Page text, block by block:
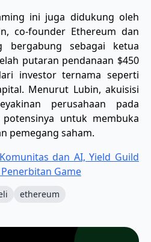
ini juga didukung oleh
co-founder Ethereum dan
bergabung sebagai ketua
putaran pendanaan $450
investor ternama seperti
Menurut Lubin, akuisisi
perusahaan pada
untuk membuka
pemegang saham.
dan AI, Yield Guild
Game
ethereum